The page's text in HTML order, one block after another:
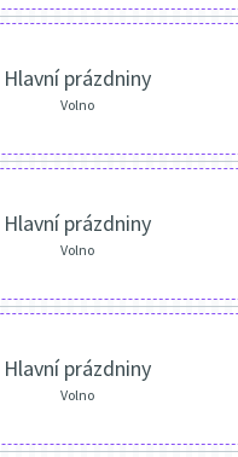
Hlavní prázdniny
Volno
Hlavní prázdniny
Volno
Hlavní prázdniny
Volno